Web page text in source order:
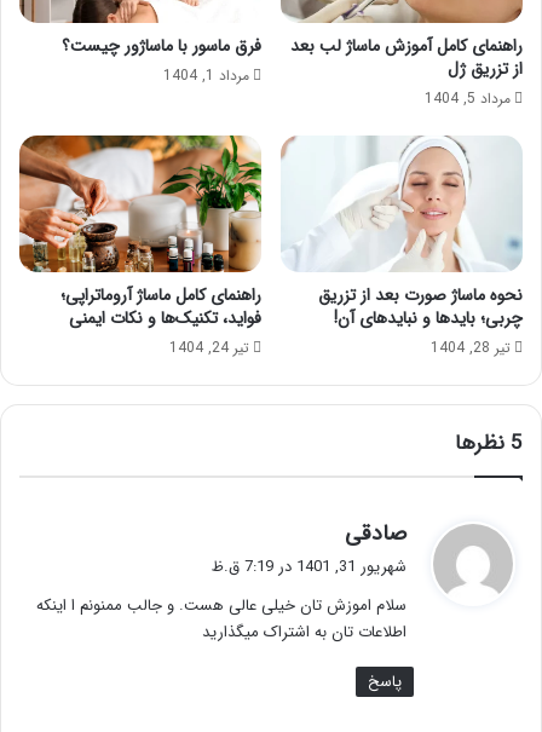
راهنمای کامل آموزش ماساژ لب بعد
از تزریق ژل
مرداد 5, 1404
فرق ماسور با ماساژور چیست؟
مرداد 1, 1404
نحوه ماساژ صورت بعد از تزریق
چربی؛ بایدها و نبایدهای آن!
تیر 28, 1404
راهنمای کامل ماساژ آروماتراپی؛
فواید، تکنیک‌ها و نکات ایمنی
تیر 24, 1404
‫5 نظرها
صادقی
ف
:
شهریور 31, 1401 در 7:19 ق.ظ
سلام اموزش تان خیلی عالی هست. و جالب ممنونم ا اینکه
اطلاعات تان به اشتراک میگذارید
پاسخ